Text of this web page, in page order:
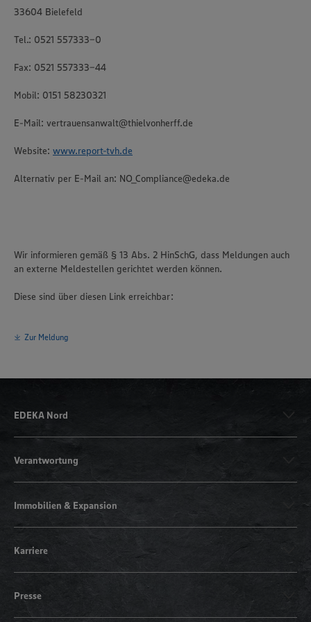
33604 Bielefeld
Tel.: 0521 557333-0
Fax: 0521 557333-44
Mobil: 0151 58230321
E-Mail: vertrauensanwalt@thielvonherff.de
Website: www.report-tvh.de
Alternativ per E-Mail an: NO_Compliance@edeka.de
Wir informieren gemäß § 13 Abs. 2 HinSchG, dass Meldungen auch
an externe Meldestellen gerichtet werden können.
Diese sind über diesen Link erreichbar:
Zur Meldung
EDEKA Nord
Verantwortung
Immobilien & Expansion
Karriere
Presse